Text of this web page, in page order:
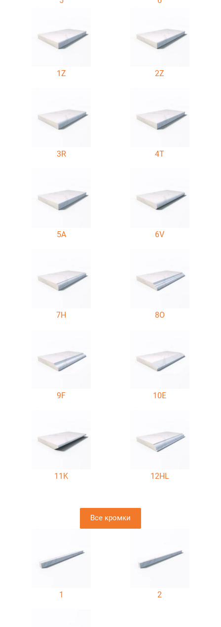
1Z 2Z
3R 4T
5A 6V
7H 8O
9F 10E
11K 12HL
Все кромки
1 2